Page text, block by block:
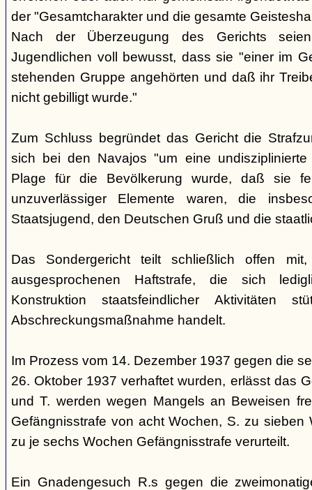
der "Gesamtcharakter und die gesamte
Nach der Überzeugung des Gerichts
Jugendlichen voll bewusst, dass sie "einer im
stehenden Gruppe angehörten und daß ihr
nicht gebilligt wurde."
Zum Schluss begründet das Gericht die
sich bei den Navajos "um eine
Plage für die Bevölkerung wurde, daß sie
unzuverlässiger Elemente waren, die
Staatsjugend, den Deutschen Gruß und die
Das Sondergericht teilt schließlich offen
ausgesprochenen Haftstrafe, die sich
Konstruktion staatsfeindlicher Aktivitäten
Abschreckungsmaßnahme handelt.
Im Prozess vom 14. Dezember 1937 gegen die
26. Oktober 1937 verhaftet wurden, erlässt das
und T. werden wegen Mangels an Beweisen
Gefängnisstrafe von acht Wochen, S. zu sieben
zu je sechs Wochen Gefängnisstrafe verurteilt.
Ein Gnadengesuch R.s gegen die